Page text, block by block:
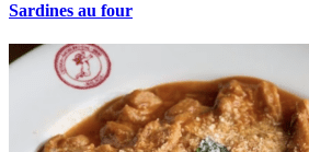
Sardines au four